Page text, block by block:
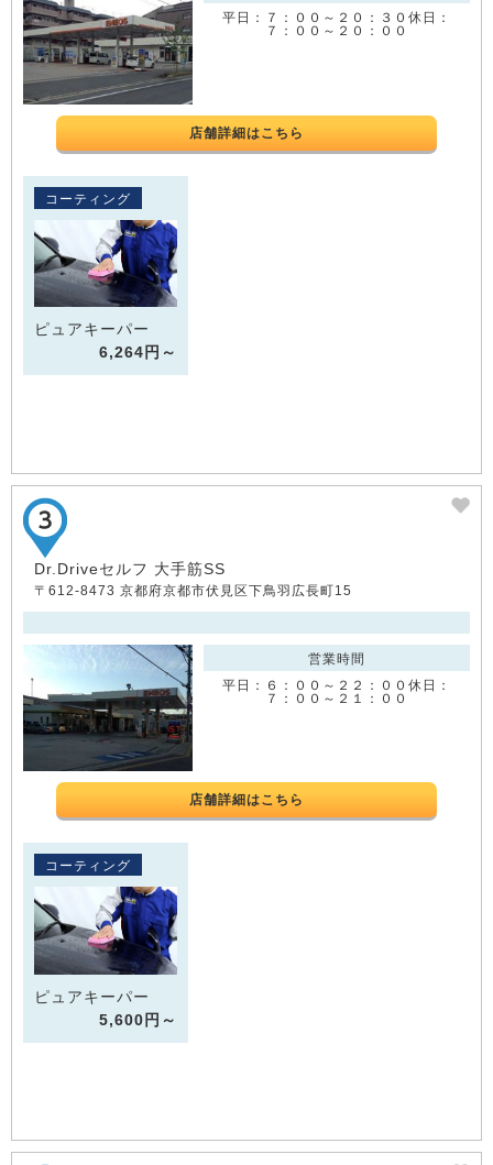
平日：７：００～２０：３０休日：
７：００～２０：００
店舗詳細はこちら
コーティング
ピュアキーパー
6,264円～
Dr.Driveセルフ 大手筋SS
〒612-8473 京都府京都市伏見区下鳥羽広長町15
営業時間
平日：６：００～２２：００休日：
７：００～２１：００
店舗詳細はこちら
コーティング
ピュアキーパー
5,600円～